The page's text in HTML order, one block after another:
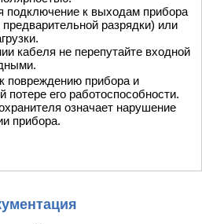
подключение к выходам прибора
разрядки) или
кабеля не перепутайте входной
повреждению прибора и
потере его работоспособности.
означает нарушение
прибора.